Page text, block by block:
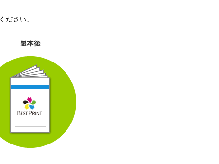
ださい。